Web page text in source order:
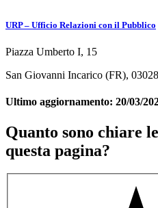
URP – Ufficio Relazioni con il Pubblico
Piazza Umberto I, 15
San Giovanni Incarico (FR), 03028
Ultimo aggiornamento: 20/03/
Quanto sono chiare
questa pagina?